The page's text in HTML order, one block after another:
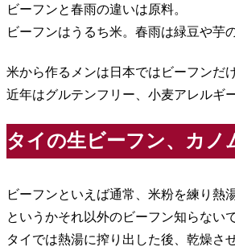
ビーフンと春雨の違いは原料。
ビーフンはうるち米。春雨は緑豆や芋
米から作るメンは日本ではビーフンだけ
近年はグルテンフリー、小麦アレルギ
タイの生ビーフン、カノ
ビーフンといえば通常、米粉を練り熱
というかそれ以外のビーフン知らない
タイでは熱湯に搾り出した後、乾燥さ